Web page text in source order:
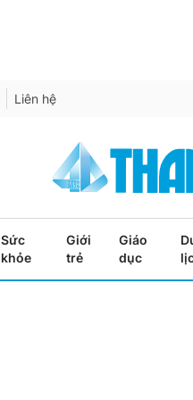
Liên hệ
Sức
khỏe
Giới
trẻ
Giáo
dục